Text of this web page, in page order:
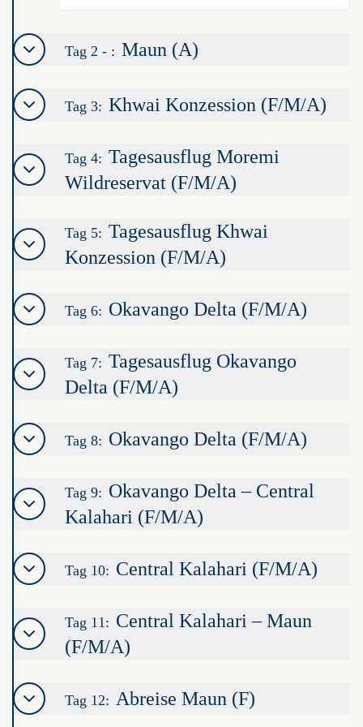
Tag 2 - : Maun (A)
Tag 3: Khwai Konzession (F/M/A)
Tag 4: Tagesausflug Moremi
Wildreservat (F/M/A)
Tag 5: Tagesausflug Khwai
Konzession (F/M/A)
Tag 6: Okavango Delta (F/M/A)
Tag 7: Tagesausflug Okavango
Delta (F/M/A)
Tag 8: Okavango Delta (F/M/A)
Tag 9: Okavango Delta – Central
Kalahari (F/M/A)
Tag 10: Central Kalahari (F/M/A)
Tag 11: Central Kalahari – Maun
(F/M/A)
Tag 12: Abreise Maun (F)